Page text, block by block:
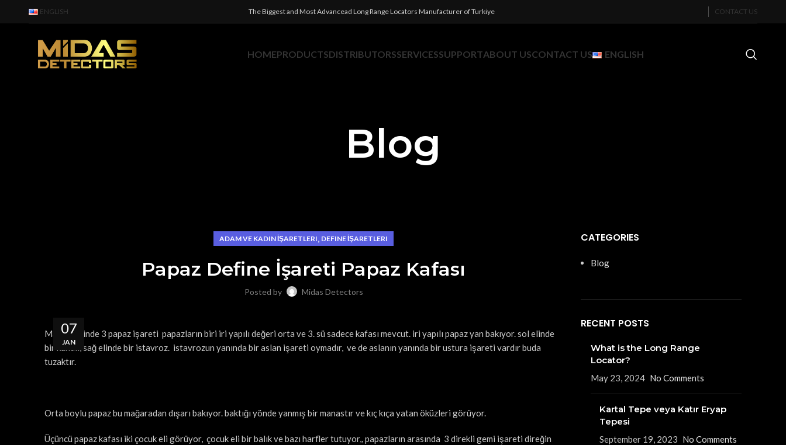
ENGLISH The Biggest and Most Advancead Long Range Locators Manufacturer of Turkiye CONTACT US
HOMEPRODUCTSDISTRIBUTORSSERVICESSUPPORTABOUT USCONTACT US ENGLISH
Blog
ADAM VE KADIN İŞARETLERI, DEFINE İŞARETLERI
Papaz Define İşareti Papaz Kafası
Posted by Midas Detectors
07
JAN
Mağara içinde 3 papaz işareti papazların biri iri yapılı değeri orta ve 3. sü sadece kafası mevcut. iri yapılı papaz yan bakıyor. sol elinde
bir kandil, sağ elinde bir istavroz. istavrozun yanında bir aslan işareti oymadır, ve de aslanın yanında bir ustura işareti vardır buda
tuzaktır.
Orta boylu papaz bu mağaradan dışarı bakıyor. baktığı yönde yanmış bir manastır ve kıç kıça yatan öküzleri görüyor.
Üçüncü papaz kafası iki çocuk eli görüyor, çocuk eli bir balık ve bazı harfler tutuyor,, papazların arasında 3 direkli gemi işareti direğin
CATEGORIES
Blog
RECENT POSTS
What is the Long Range
Locator?
May 23, 2024 No Comments
Kartal Tepe veya Katır Eryap
Tepesi
September 19, 2023 No Comments